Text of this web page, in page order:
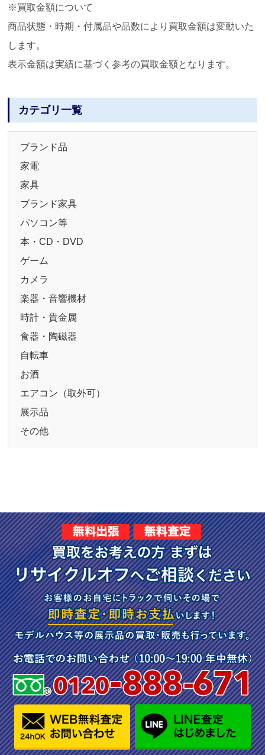
※買取金額について
商品状態・時期・付属品や品数により買取金額は変動いた
します。
表示金額は実績に基づく参考の買取金額となります。
カテゴリ一覧
ブランド品
家電
家具
ブランド家具
パソコン等
本・CD・DVD
ゲーム
カメラ
楽器・音響機材
時計・貴金属
食器・陶磁器
自転車
お酒
エアコン（取外可）
展示品
その他